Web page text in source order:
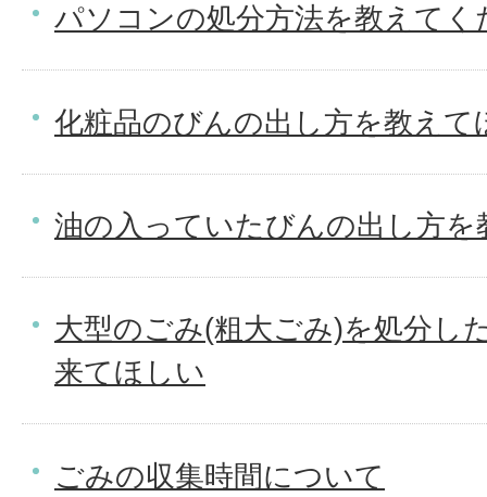
パソコンの処分方法を教えてく
化粧品のびんの出し方を教えて
油の入っていたびんの出し方を
大型のごみ(粗大ごみ)を処分し
来てほしい
ごみの収集時間について